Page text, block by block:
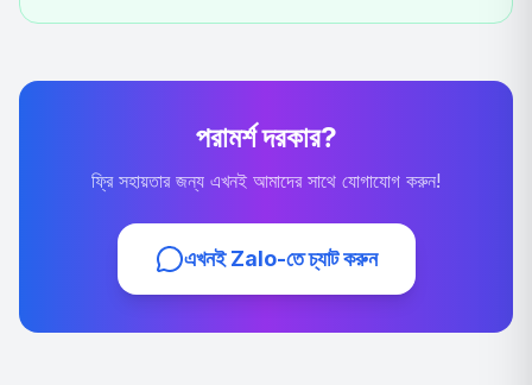
পরামর্শ দরকার?
ফ্রি সহায়তার জন্য এখনই আমাদের সাথে যোগাযোগ করুন!
এখনই Zalo-তে চ্যাট করুন